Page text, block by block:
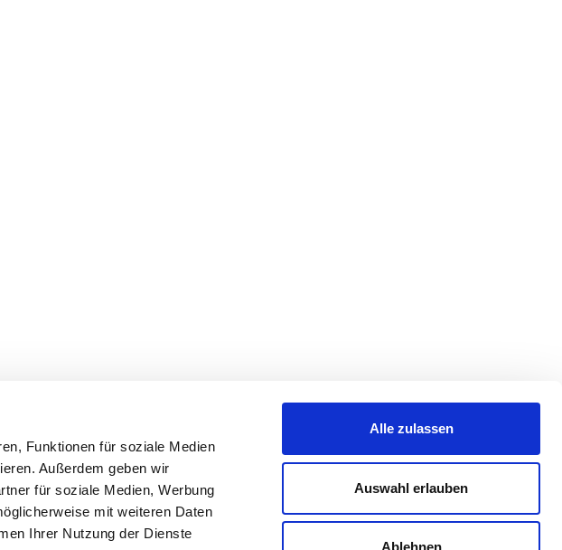
Funktionen für soziale Medien
Außerdem geben wir
für soziale Medien, Werbung
mit weiteren Daten
Ihrer Nutzung der Dienste
Alle zulassen
Auswahl erlauben
Ablehnen